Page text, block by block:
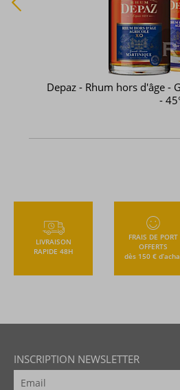
Depaz - Rhum hors d'âge -
- 45°
LIVRAISON
RAPIDE 48H
FRAIS DE PORT
OFFERTS
dès 150 €
INSCRIPTION NEWSLETTER